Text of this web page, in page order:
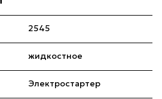
2545
жидкостное
Электростартер